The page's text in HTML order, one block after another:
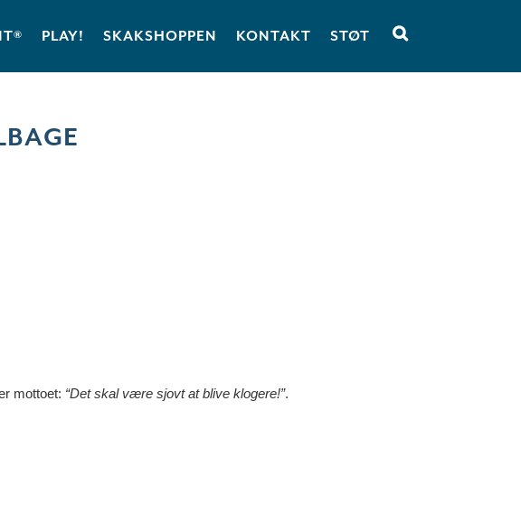
PLAY! SKAKSHOPPEN KONTAKT STØT
mottoet: “Det skal være sjovt at blive klogere!”.